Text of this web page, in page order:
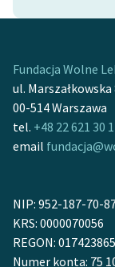
Szkoła Poezji
Lektur
O nas
O projekcie
Zespół
Fundacja Wolne
ul.
00-514 Warszawa
tel. +48 22 621 30
email
NIP: 952-187-70-
KRS: 0000070056
REGON: 017423865
Numer konta: 75